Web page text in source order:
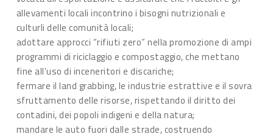
allevamenti locali incontrino i bisogni nutrizionali e
culturli delle comunità locali;
adottare approcci “rifiuti zero” nella promozione di ampi
programmi di riciclaggio e compostaggio, che mettano
fine all’uso di inceneritori e discariche;
fermare il land grabbing, le industrie estrattive e il sovra
sfruttamento delle risorse, rispettando il diritto dei
contadini, dei popoli indigeni e della natura;
mandare le auto fuori dalle strade, costruendo